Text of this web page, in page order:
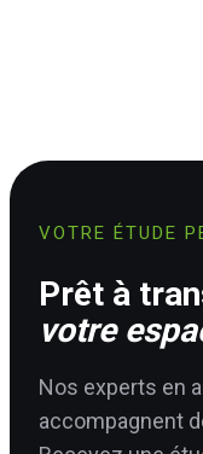
VOTRE ÉTUDE
Prêt à
votre
Nos experts en
accompagnent